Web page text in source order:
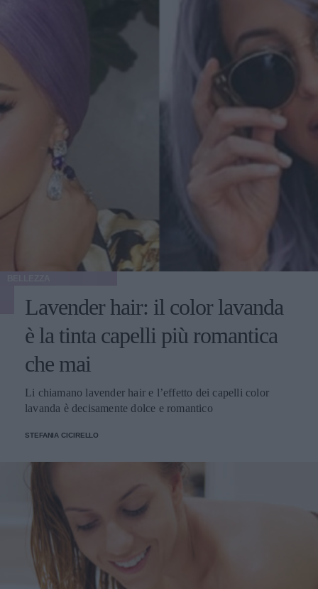
Lavender hair: il color lavanda
è la tinta capelli più romantica
che mai
Li chiamano lavender hair e l’effetto dei capelli color
lavanda è decisamente dolce e romantico
STEFANIA CICIRELLO